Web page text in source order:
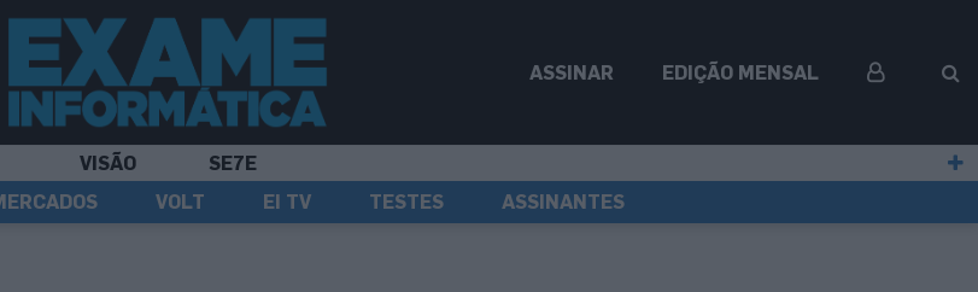
ASSINAR EDIÇÃO MENSAL
VISÃO
SE7E
VOLT EI TV TESTES ASSINANTES